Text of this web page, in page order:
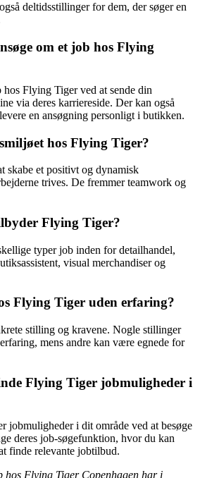
deltidsstillinger for dem, der søger en
om et job hos Flying
Flying Tiger ved at sende din
via deres karriereside. Der kan også
en ansøgning personligt i butikken.
hos Flying Tiger?
skabe et positivt og dynamisk
trives. De fremmer teamwork og
Flying Tiger?
typer job inden for detailhandel,
visual merchandiser og
Flying Tiger uden erfaring?
stilling og kravene. Nogle stillinger
mens andre kan være egnede for
Flying Tiger jobmuligheder i
jobmuligheder i dit område ved at besøge
deres job-søgefunktion, hvor du kan
finde relevante jobtilbud.
hos Flying Tiger Copenhagen har i